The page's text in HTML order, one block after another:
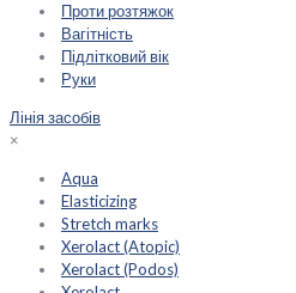
Проти розтяжок
Вагітність
Підлітковий вік
Руки
Лінія засобів
×
Aqua
Elasticizing
Stretch marks
Xerolact (Atopic)
Xerolact (Podos)